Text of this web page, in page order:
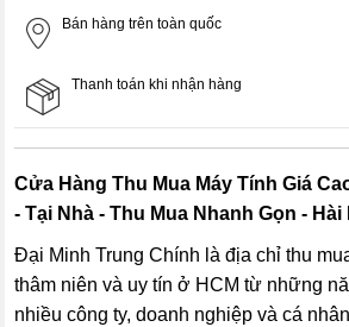
Bán hàng trên toàn quốc
Thanh toán khi nhận hàng
Cửa HàngThu Mua Máy Tính Giá
- Tại Nhà -Thu Mua Nhanh Gọn - Hài
Đại Minh Trung Chính là địa chỉ thu
thâm niên và uy tín ở HCM từ những
nhiều công ty, doanh nghiệp và cá